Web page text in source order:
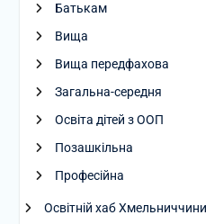
Батькам
Вища
Вища передфахова
Загальна-середня
Освіта дітей з ООП
Позашкільна
Професійна
Освітній хаб Хмельниччини